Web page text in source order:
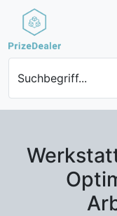
Suchbegriff...